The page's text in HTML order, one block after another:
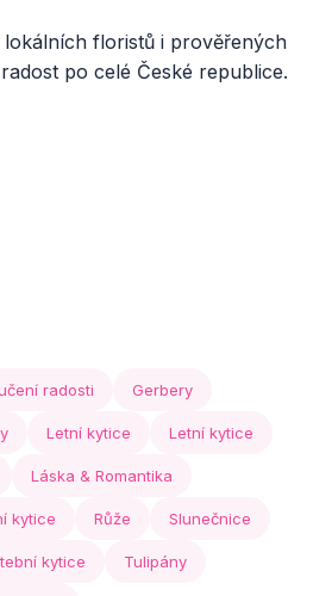
floristů i prověřených
po celé České republice.
radosti Gerbery
Letní kytice Letní kytice
Láska & Romantika
kytice Růže Slunečnice
kytice Tulipány